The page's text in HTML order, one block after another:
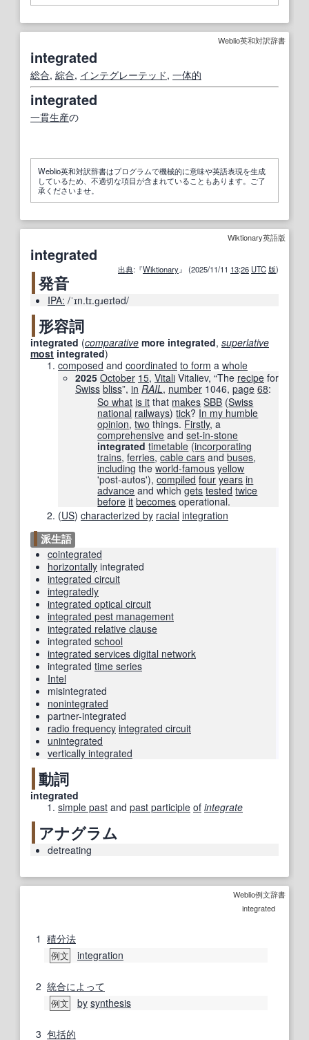
Weblio英和対訳辞書
integrated
総合, 綜合, インテグレーテッド, 一体的
integrated
一貫生産の
Weblio英和対訳辞書はプログラムで機械的に意味や英語表現を生成
しているため、不適切な項目が含まれていることもあります。ご了
承くださいませ。
Wiktionary英語版
integrated
出典:『Wiktionary』 (2025/11/11 13:26 UTC 版)
発音
IPA: /ˈɪn.tɪ.ɡɹeɪtəd/
形容詞
integrated (comparative more integrated, superlative
most integrated)
composed and coordinated to form a whole
2025 October 15, Vitali Vitaliev, “The recipe for
Swiss bliss”, in RAIL, number 1046, page 68:
So what is it that makes SBB (Swiss
national railways)tick? In my humble
opinion,two things. Firstly, a
comprehensive andset-in-stone
integrated timetable (incorporating
trains,ferries,cable cars andbuses,
including theworld-famous yellow
'post-autos'),compiled four years in
advance and whichgets tested twice
before it becomes operational.
(US) characterized by racial integration
派生語
cointegrated
horizontally integrated
integrated circuit
integratedly
integrated optical circuit
integrated pest management
integrated relative clause
integrated school
integrated services digital network
integrated time series
Intel
misintegrated
nonintegrated
partner-integrated
radio frequency integrated circuit
unintegrated
vertically integrated
動詞
integrated
simple past and past participle of integrate
アナグラム
detreating
Weblio例文辞書
integrated
1 積分法
例文 integration
2 統合によって
例文 by synthesis
3 包括的